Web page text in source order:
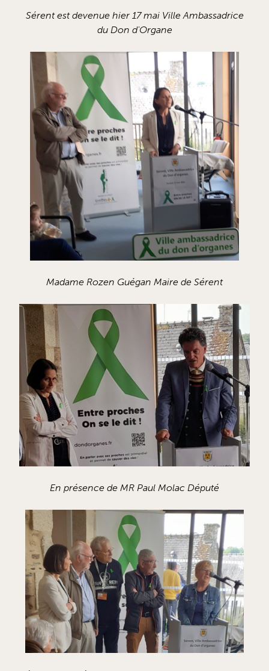
Sérent est devenue hier 17 mai Ville Ambassadrice
du Don d'Organe
Madame Rozen Guégan Maire de Sérent
En présence de MR Paul Molac Député